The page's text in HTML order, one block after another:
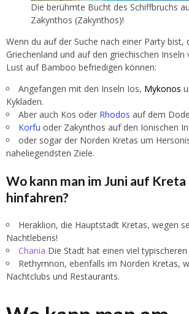
Die berühmte Bucht des Schiffbruchs
Zakynthos (Zakynthos)!
Wenn du auf der Suche nach einer Party bist,
Griechenland und auf den griechischen Inseln
Lust auf Bamboo befriedigen können:
Angefangen mit den Inseln Ios, Mykonos
Kykladen.
Aber auch Kos oder Rhodos auf dem
Korfu oder Zakynthos auf den Ionischen
oder sogar der Norden Kretas um
naheliegendsten Ziele.
Wo kann man im Juni auf Kreta
hinfahren?
Heraklion, die Hauptstadt Kretas, wegen
Nachtlebens!
Chania Die Stadt hat einen viel
Rethymnon, ebenfalls im Norden Kretas,
Nachtclubs und Restaurants.